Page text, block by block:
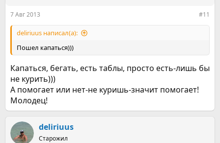
7 Авг 2013 #11
deliriuus написал(а):
Пошел капаться)))
Капаться, бегать, есть таблы, просто есть-лишь бы
не курить)))
А помогает или нет-не куришь-значит помогает!
Молодец!
deliriuus
Старожил